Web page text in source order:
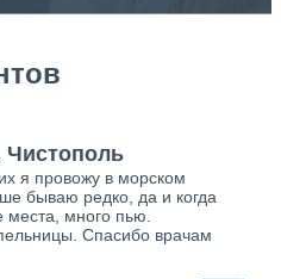
Чистополь
я провожу в морском
бываю редко, да и когда
места, много пью.
Спасибо врачам